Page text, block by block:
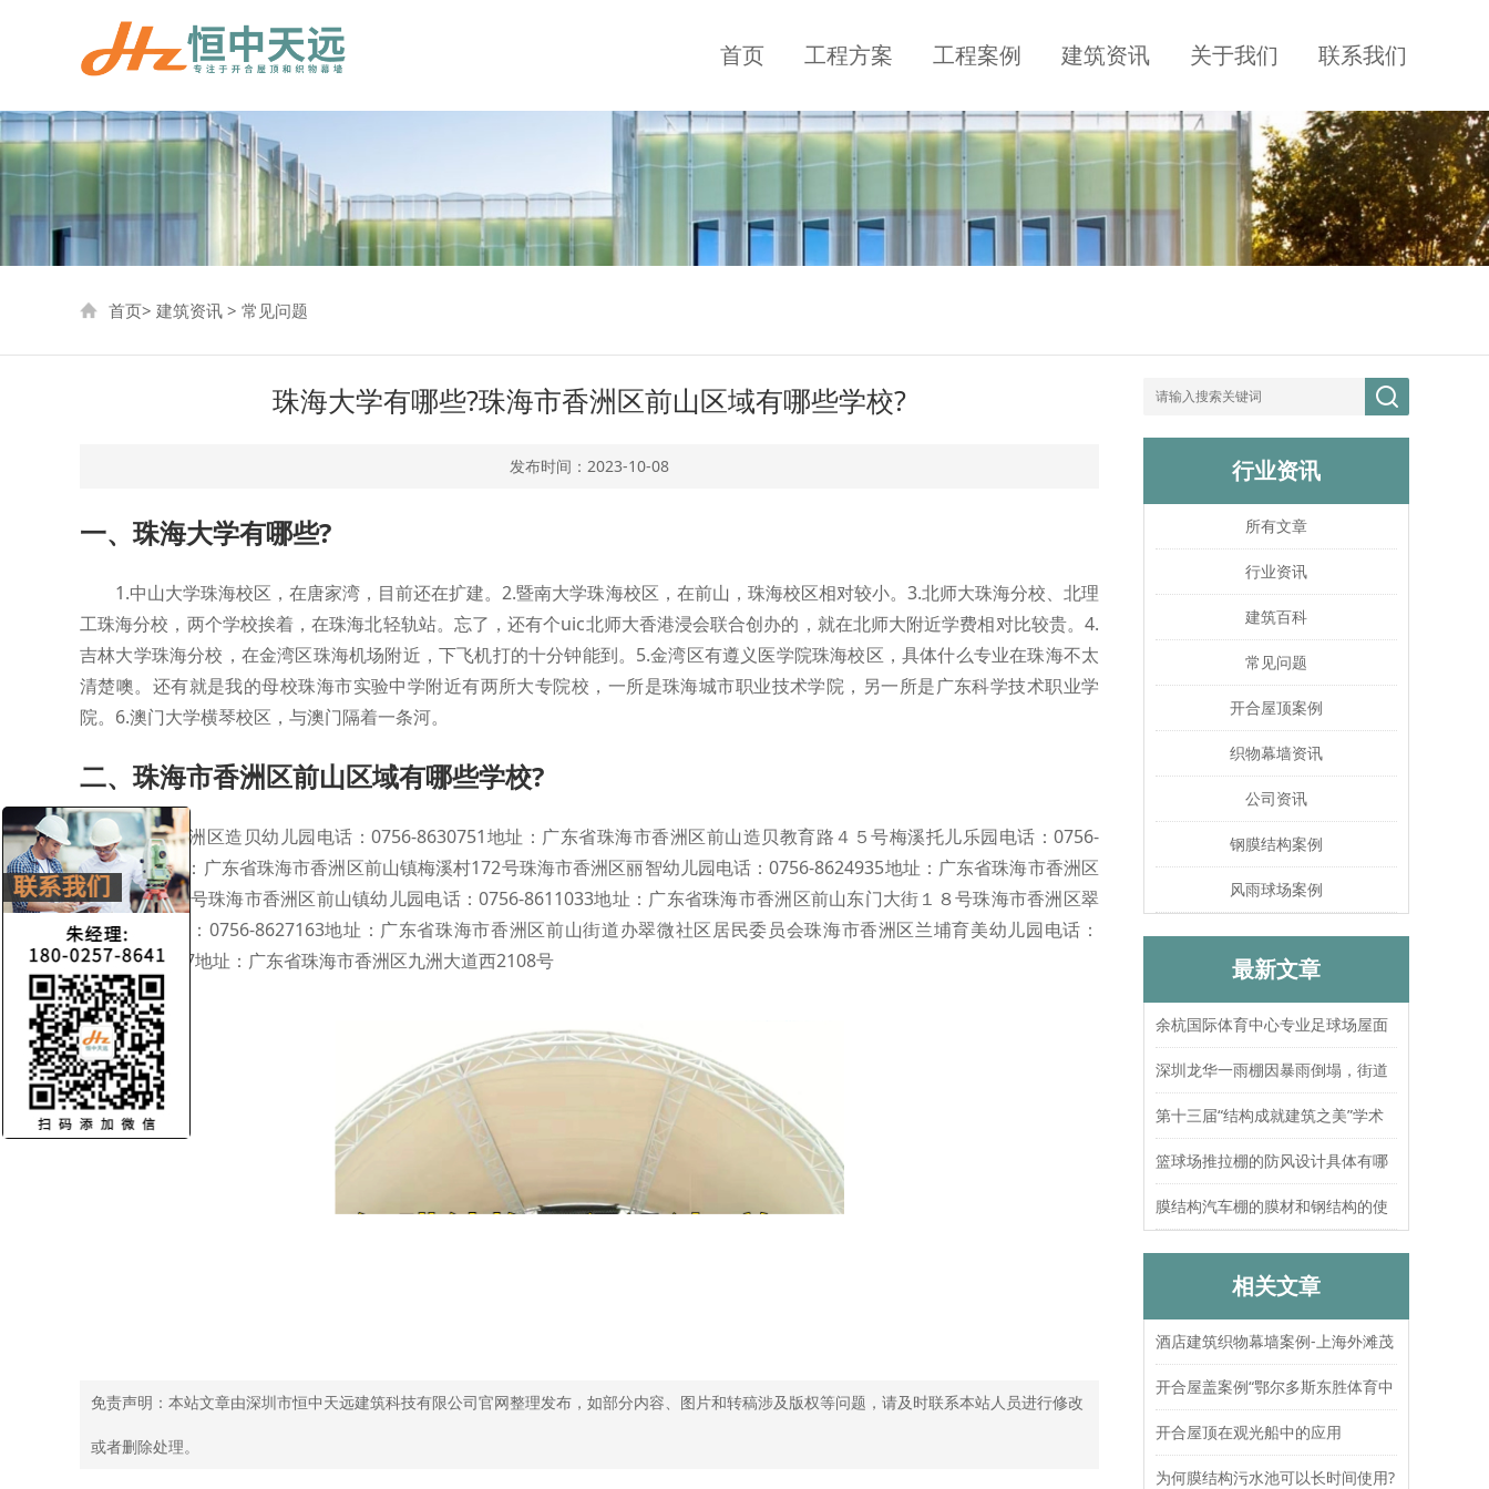
首页 工程方案 工程案例 建筑资讯 关于我们 联系我们
首页> 建筑资讯 > 常见问题
珠海大学有哪些?珠海市香洲区前山区域有哪些学校?
发布时间： 2023-10-08
一、珠海大学有哪些?
1.中山大学珠海校区，在唐家湾，目前还在扩建。2.暨南大学珠海校区，在前山，珠海校区相对较小。3.北师大珠海分校、北理
工珠海分校，两个学校挨着，在珠海北轻轨站。忘了，还有个uic北师大香港浸会联合创办的，就在北师大附近学费相对比较贵。4.
吉林大学珠海分校，在金湾区珠海机场附近，下飞机打的十分钟能到。5.金湾区有遵义医学院珠海校区，具体什么专业在珠海不太
清楚噢。还有就是我的母校珠海市实验中学附近有两所大专院校，一所是珠海城市职业技术学院，另一所是广东科学技术职业学
院。6.澳门大学横琴校区，与澳门隔着一条河。
二、珠海市香洲区前山区域有哪些学校?
珠海市香洲区造贝幼儿园电话：0756-8630751地址：广东省珠海市香洲区前山造贝教育路４５号梅溪托儿乐园电话：0756-
8635513地址：广东省珠海市香洲区前山镇梅溪村172号珠海市香洲区丽智幼儿园电话：0756-8624935地址：广东省珠海市香洲区
前山莲塘村24号珠海市香洲区前山镇幼儿园电话：0756-8611033地址：广东省珠海市香洲区前山东门大街１８号珠海市香洲区翠
微幼儿园电话：0756-8627163地址：广东省珠海市香洲区前山街道办翠微社区居民委员会珠海市香洲区兰埔育美幼儿园电话：
0756-8624887地址：广东省珠海市香洲区九洲大道西2108号
免责声明：本站文章由深圳市恒中天远建筑科技有限公司官网整理发布，如部分内容、图片和转稿涉及版权等问题，请及时联系本站人员进行修改
或者删除处理。
行业资讯
所有文章
行业资讯
建筑百科
常见问题
开合屋顶案例
织物幕墙资讯
公司资讯
钢膜结构案例
风雨球场案例
最新文章
余杭国际体育中心专业足球场屋面
索结构张拉圆满完成
深圳龙华一雨棚因暴雨倒塌，街道
办：已处置，无人员伤亡
第十三届“结构成就建筑之美”学术
论坛暨上海大歌剧院观摩
篮球场推拉棚的防风设计具体有哪
些？抗风等级如何测试验证？
膜结构汽车棚的膜材和钢结构的使
用寿命分别是多久？
相关文章
酒店建筑织物幕墙案例-上海外滩茂
悦大酒店
开合屋盖案例“鄂尔多斯东胜体育中
心”
开合屋顶在观光船中的应用
为何膜结构污水池可以长时间使用?